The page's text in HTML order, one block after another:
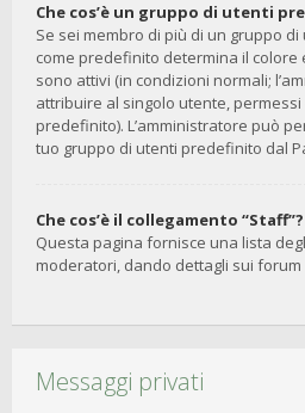
Che cos’è un gruppo di utenti
Se sei membro di più di un gruppo
come predefinito determina il colore
sono attivi (in condizioni normali;
attribuire al singolo utente,
predefinito). L’amministratore può
tuo gruppo di utenti predefinito dal
Che cos’è il collegamento “Staff”?
Questa pagina fornisce una lista
moderatori, dando dettagli sui
Messaggi privati